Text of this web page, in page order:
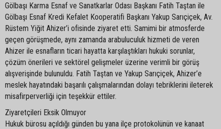
Gölbaşı Karma Esnaf ve Sanatkarlar Odası Başkanı Fatih Taştan ile
Gölbaşı Esnaf Kredi Kefalet Kooperatifi Başkanı Yakup Sarıçiçek, Av.
Rüstem Yiğit Ahizer’i ofisinde ziyaret etti. Samimi bir atmosferde
geçen görüşmede, aynı zamanda arabuluculuk hizmeti de veren
Ahizer ile esnafların ticari hayatta karşılaştıkları hukuki sorunlar,
çözüm önerileri ve sektörel gelişmeler üzerine verimli bir görüş
alışverişinde bulunuldu. Fatih Taştan ve Yakup Sarıçiçek, Ahizer’e
meslek hayatındaki başarılı çalışmalarından dolayı tebriklerini ileterek
misafirperverliği için teşekkür ettiler.
Ziyaretçileri Eksik Olmuyor
Hukuk bürosu açıldığı günden bu yana ilçe protokolünün ve kanaat